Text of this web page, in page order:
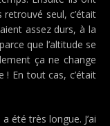
seul, c’était
assez durs, à la
que l’altitude se
ça ne change
! En tout cas, c’était
été très longue. J’ai